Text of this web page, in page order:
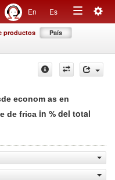
En Es
Toggle
productos País
econom as en
de frica in % del total